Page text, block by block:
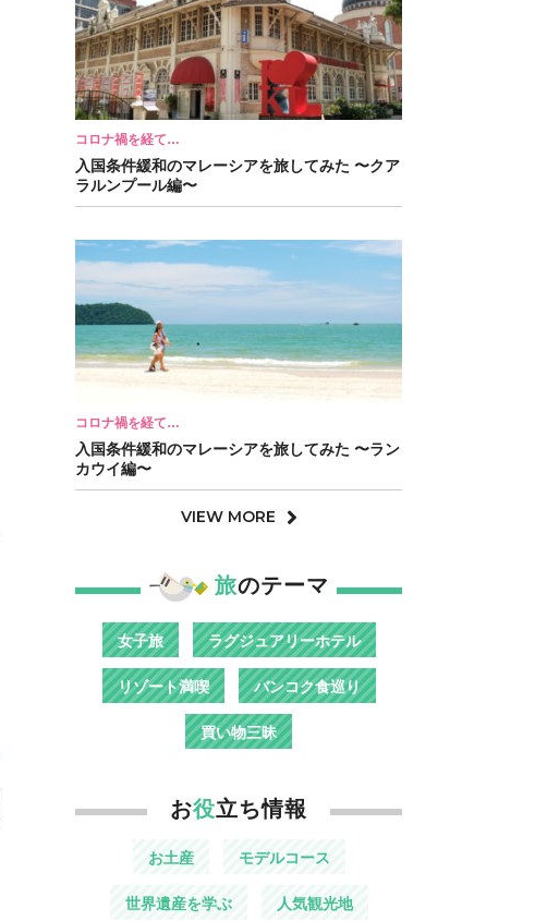
コロナ禍を経て…
入国条件緩和のマレーシアを旅してみた 〜クア
ラルンプール編〜
コロナ禍を経て…
入国条件緩和のマレーシアを旅してみた 〜ラン
カウイ編〜
VIEW MORE
旅のテーマ
女子旅 ラグジュアリーホテル
リゾート満喫 バンコク食巡り
買い物三昧
お役立ち情報
お土産 モデルコース
世界遺産を学ぶ 人気観光地